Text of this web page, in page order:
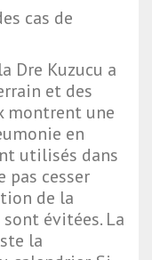
cas de
Dre Kuzucu a
et des
montrent une
en
utilisés dans
pas cesser
de la
évitées. La
la